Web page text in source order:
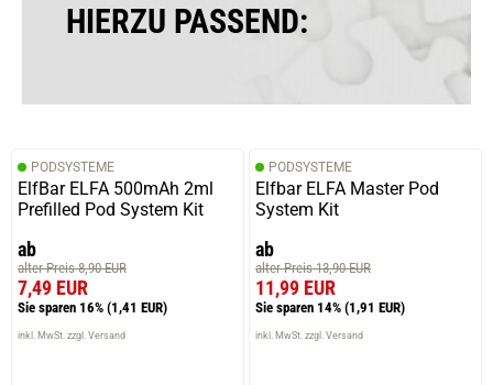
HIERZU PASSEND:
PODSYSTEME
ElfBar ELFA 500mAh 2ml
Prefilled Pod System Kit
ab
alter Preis 8,90 EUR
7,49 EUR
Sie sparen 16% (1,41 EUR)
inkl. MwSt. zzgl. Versand
PODSYSTEME
Elfbar ELFA Master Pod
System Kit
ab
alter Preis 13,90 EUR
11,99 EUR
Sie sparen 14% (1,91 EUR)
inkl. MwSt. zzgl. Versand